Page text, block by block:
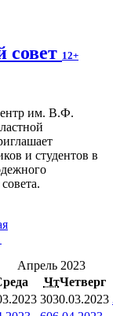
совет 12+
им. В.Ф.
и студентов в
Апрель 2023
ЧтЧетверг
3030.03.2023